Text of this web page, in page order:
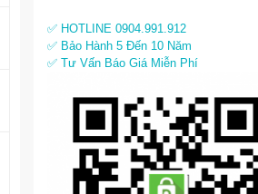
✅ HOTLINE 0904.991.912
✅ Bảo Hành 5 Đến 10 Năm
✅ Tư Vấn Báo Giá Miễn Phí